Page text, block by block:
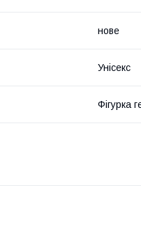
нове
Унісекс
Фігурка